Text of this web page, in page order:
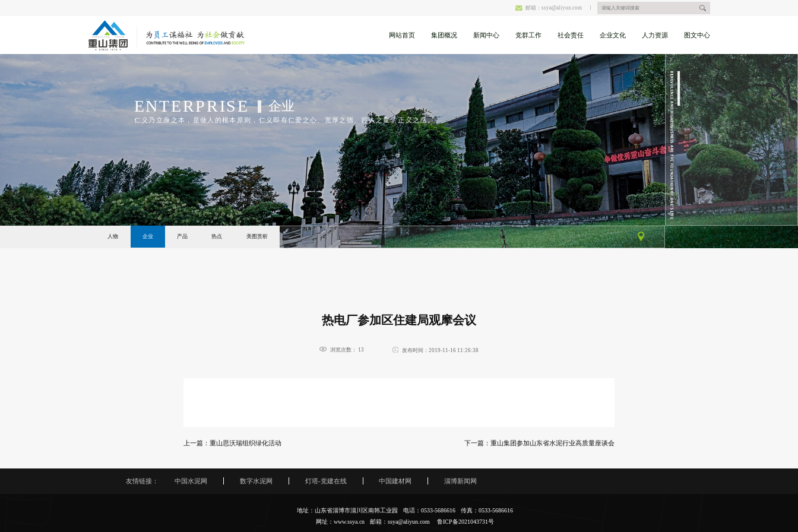
邮箱：ssya@aliyun.com
网站首页 集团概况 新闻中心 党群工作 社会责任 企业文化 人力资源 图文中心
ENTERPRISE 企业
仁义乃立身之本，是做人的根本原则，仁义即有仁爱之心、宽厚之德、容人之量、正义之感。
人物 企业 产品 热点 美图赏析
热电厂参加区住建局观摩会议
浏览次数： 13 发布时间：2019-11-16 11:26:38
上一篇：重山思沃瑞组织绿化活动 下一篇：重山集团参加山东省水泥行业高质量座谈会
友情链接： 中国水泥网 数字水泥网 灯塔-党建在线 中国建材网 淄博新闻网
地址：山东省淄博市淄川区南韩工业园 电话：0533-5686616 传真：0533-5686616
网址：www.ssya.cn 邮箱：ssya@aliyun.com鲁ICP备2021043731号